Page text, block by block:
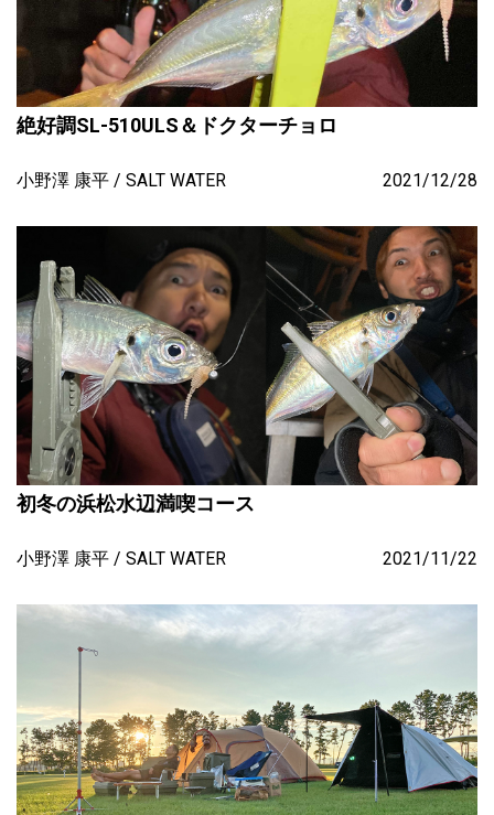
絶好調SL-510ULS＆ドクターチョロ
小野澤 康平 SALT WATER 2021/12/28
初冬の浜松水辺満喫コース
小野澤 康平 SALT WATER 2021/11/22